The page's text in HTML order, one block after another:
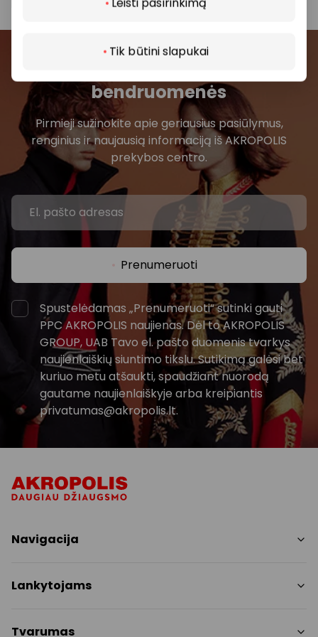
Tik būtini slapukai
bendruomenės
Pirmieji sužinokite apie geriausius pasiūlymus,
renginius ir naujausią informaciją iš AKROPOLIS
prekybos centro.
Prenumeruoti
Spustelėdamas „Prenumeruoti“ sutinki gauti
PPC AKROPOLIS naujienas. Dėl to AKROPOLIS
GROUP, UAB Tavo el. pašto duomenis tvarkys
naujienlaiškių siuntimo tikslu. Sutikimą galėsi bet
kuriuo metu atšaukti, spaudžiant nuorodą
gautame naujienlaiškyje arba kreipiantis
privatumas@akropolis.lt.
Navigacija
Paslaugos
Lankytojams
Tvarumas